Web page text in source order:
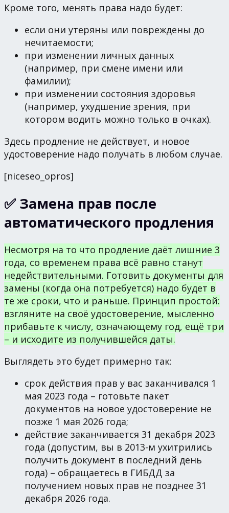
Кроме того, менять права надо будет:
если они утеряны или повреждены до
нечитаемости;
при изменении личных данных
(например, при смене имени или
фамилии);
при изменении состояния здоровья
(например, ухудшение зрения, при
котором водить можно только в очках).
Здесь продление не действует, и новое
удостоверение надо получать в любом случае.
[niceseo_opros]
✅ Замена прав после
автоматического продления
Несмотря на то что продление даёт лишние 3
года, со временем права всё равно станут
недействительными. Готовить документы для
замены (когда она потребуется) надо будет в
те же сроки, что и раньше. Принцип простой:
взгляните на своё удостоверение, мысленно
прибавьте к числу, означающему год, ещё три
– и исходите из получившейся даты.
Выглядеть это будет примерно так:
срок действия прав у вас заканчивался 1
мая 2023 года – готовьте пакет
документов на новое удостоверение не
позже 1 мая 2026 года;
действие заканчивается 31 декабря 2023
года (допустим, вы в 2013-м ухитрились
получить документ в последний день
года) – обращаетесь в ГИБДД за
получением новых прав не позднее 31
декабря 2026 года.